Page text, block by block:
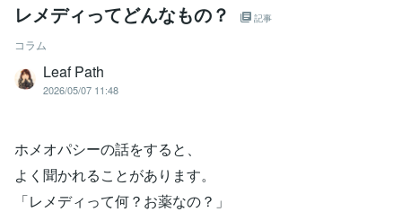
レメディってどんなもの？ 記事
コラム
Leaf Path
2026/05/07 11:48
ホメオパシーの話をすると、
よく聞かれることがあります。
「レメディって何？お薬なの？」